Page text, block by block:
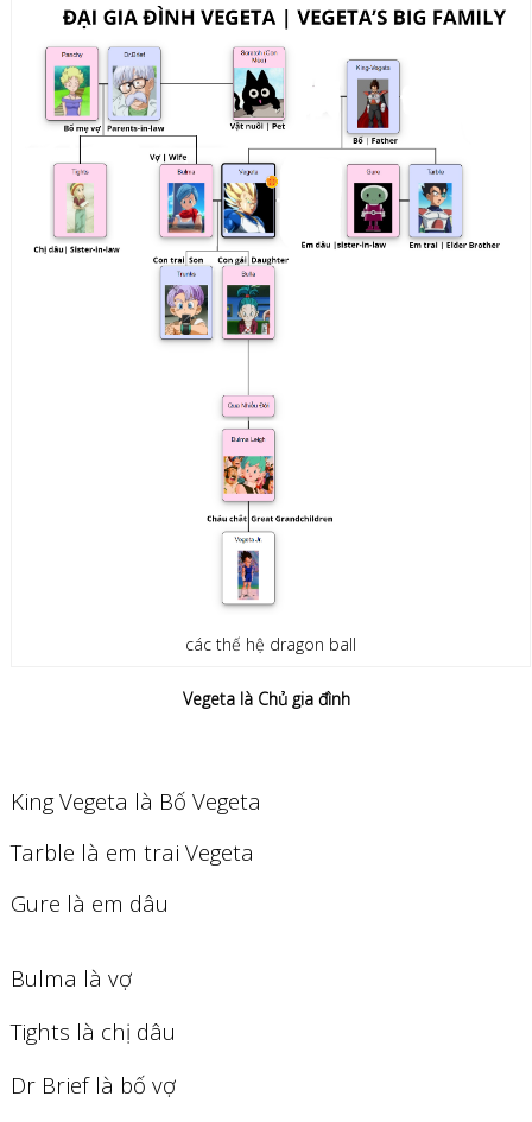
các thế hệ dragon ball
Vegeta là Chủ gia đình
King Vegeta là Bố Vegeta
Tarble là em trai Vegeta
Gure là em dâu
Bulma là vợ
Tights là chị dâu
Dr Brief là bố vợ